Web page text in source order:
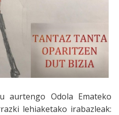
aurtengo Odola Emateko
lehiaketako irabazleak: